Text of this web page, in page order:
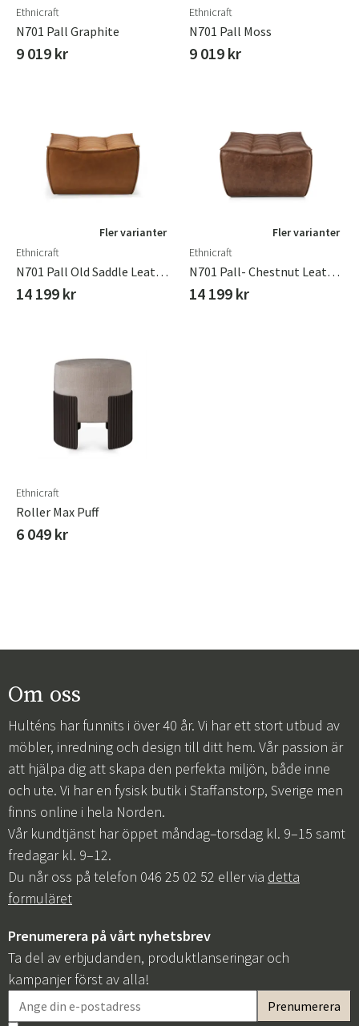
Ethnicraft
N701 Pall Graphite
9 019 kr
Ethnicraft
N701 Pall Moss
9 019 kr
Fler varianter
Ethnicraft
N701 Pall Old Saddle Leather
14 199 kr
Fler varianter
Ethnicraft
N701 Pall- Chestnut Leather
14 199 kr
Ethnicraft
Roller Max Puff
6 049 kr
Om oss
Hulténs har funnits i över 40 år. Vi har ett stort utbud av
möbler, inredning och design till ditt hem. Vår passion är
att hjälpa dig att skapa den perfekta miljön, både inne
och ute. Vi har en fysisk butik i Staffanstorp, Sverige men
finns online i hela Norden.
Vår kundtjänst har öppet måndag–torsdag kl. 9–15 samt
fredagar kl. 9–12.
Du når oss på telefon 046 25 02 52 eller via detta
formuläret
Prenumerera på vårt nyhetsbrev
Ta del av erbjudanden, produktlanseringar och
kampanjer först av alla!